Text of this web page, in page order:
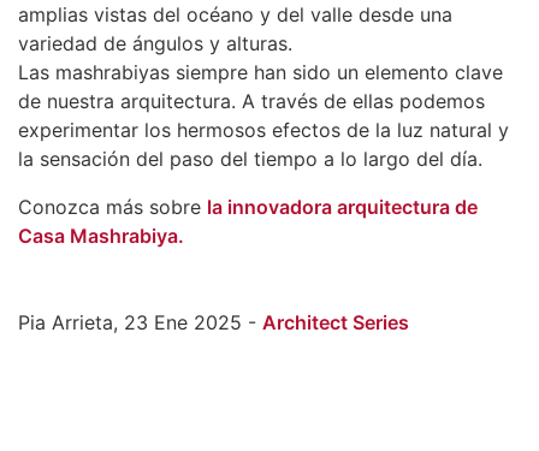
amplias vistas del océano y del valle desde una
variedad de ángulos y alturas.
Las mashrabiyas siempre han sido un elemento clave
de nuestra arquitectura. A través de ellas podemos
experimentar los hermosos efectos de la luz natural y
la sensación del paso del tiempo a lo largo del día.
Conozca más sobre la innovadora arquitectura de
Casa Mashrabiya.
Pia Arrieta, 23 Ene 2025 - Architect Series